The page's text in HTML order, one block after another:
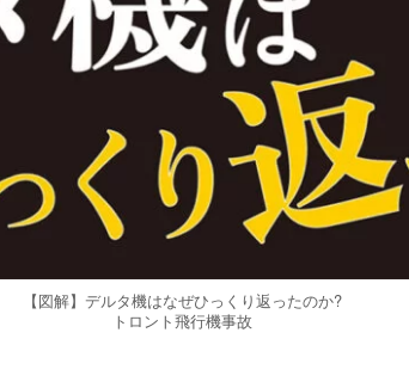
【図解】デルタ機はなぜひっくり返ったのか?
トロント飛行機事故